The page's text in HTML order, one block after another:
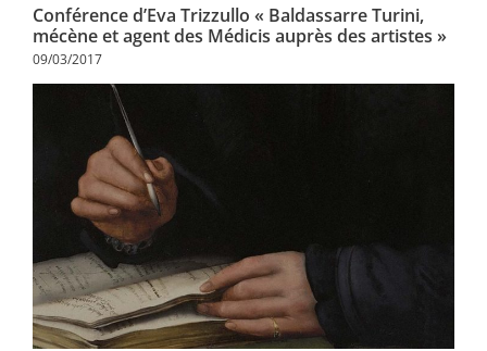
Conférence d’Eva Trizzullo « Baldassarre Turini,
mécène et agent des Médicis auprès des artistes »
09/03/2017